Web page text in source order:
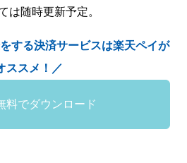
は随時更新予定。
する決済サービスは楽天ペイが
ススメ！／
料でダウンロード